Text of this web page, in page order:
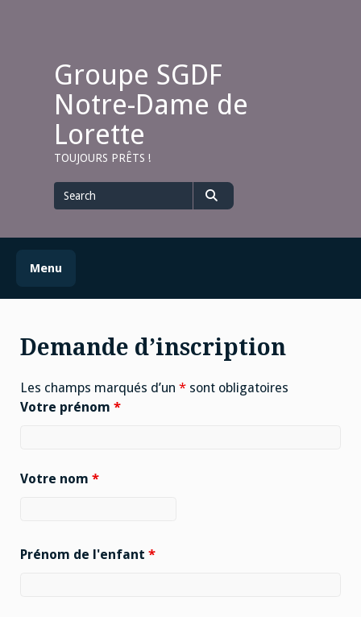
Groupe SGDF
Notre-Dame de
Lorette
TOUJOURS PRÊTS !
for
Menu
Demande d’inscription
Les champs marqués d’un * sont obligatoires
Votre prénom *
Votre nom *
Prénom de l'enfant *